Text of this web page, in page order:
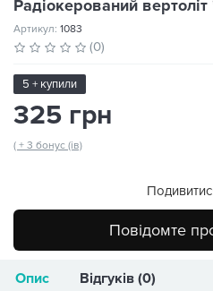
Радіокерований
Артикул: 1083
(0)
5 + купили
325 грн
( + 3 бонус (ів)
Повідомте
Опис Відгуків (0)